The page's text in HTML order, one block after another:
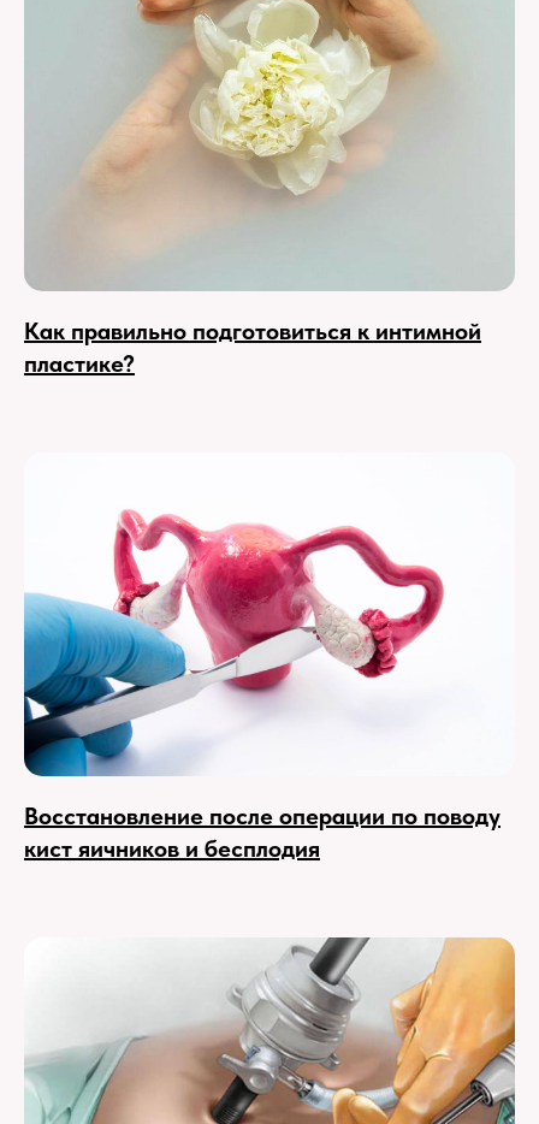
Как правильно подготовиться к интимной
пластике?
Восстановление после операции по поводу
кист яичников и бесплодия